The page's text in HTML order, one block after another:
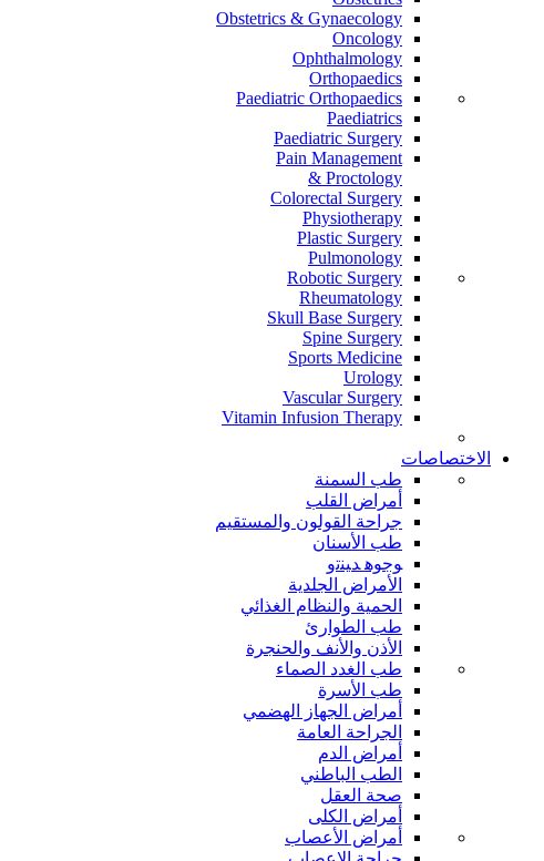
Obstetrics & Gynaecology
Oncology
Ophthalmology
Orthopaedics
Paediatric Orthopaedics
Paediatrics
Paediatric Surgery
Pain Management
Proctology &
Colorectal Surgery
Physiotherapy
Plastic Surgery
Pulmonology
Robotic Surgery
Rheumatology
Skull Base Surgery
Spine Surgery
Sports Medicine
Urology
Vascular Surgery
Vitamin Infusion Therapy
الاختصاصات
طب السمنة
أمراض القلب
جراحة القولون والمستقيم
طب الأسنان
ﻮﺟﻮﻫ ﺪﻴﻨﺗﻭ
الأمراض الجلدية
الحمية والنظام الغذائي
طب الطوارئ
الأذن والأنف والحنجرة
طب الغدد الصماء
طب الأسرة
أمراض الجهاز الهضمي
الجراحة العامة
أمراض الدم
الطب الباطني
صحة العقل
أمراض الكلى
أمراض الأعصاب